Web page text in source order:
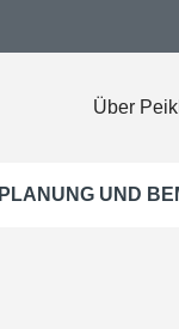
Über
PLANUNG UND